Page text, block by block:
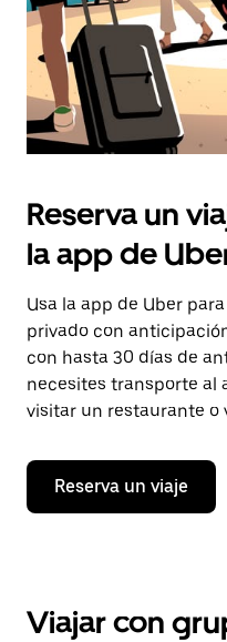
Reserva un
la app de
Usa la app de Uber
privado con
con hasta 30 días de
necesites transporte al
visitar un restaurante o
Reserva un viaje
Viajar con